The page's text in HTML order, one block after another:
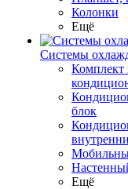
Колонки
Ещё
Системы
Комплект
блок
Ещё